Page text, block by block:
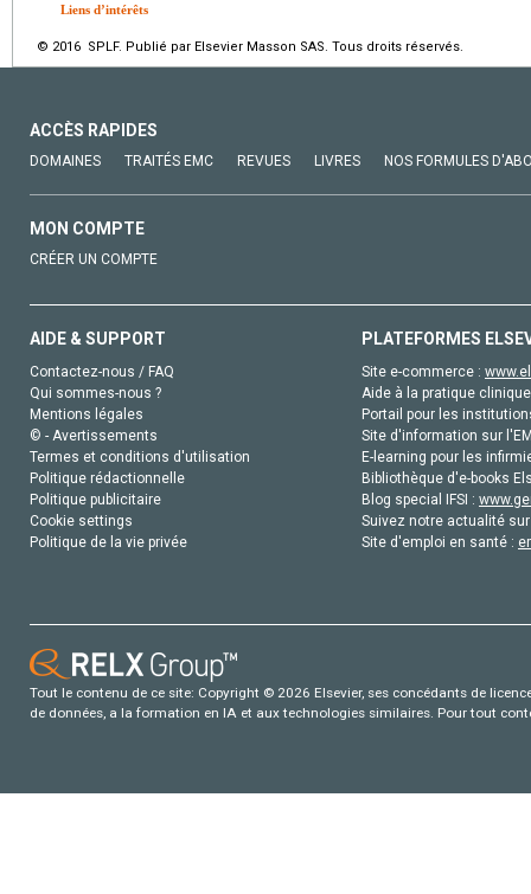
Liens d’intérêts
© 2016 SPLF. Publié par Elsevier Masson SAS. Tous droits réservés.
ACCÈS RAPIDES
DOMAINES TRAITÉS EMC REVUES LIVRES NOS FORMULES
MON COMPTE
CRÉER UN COMPTE
AIDE & SUPPORT
Contactez-nous / FAQ
Qui sommes-nous ?
Mentions légales
© - Avertissements
Termes et conditions d'utilisation
Politique rédactionnelle
Politique publicitaire
Cookie settings
Politique de la vie privée
PLATEFORMES
Site e-commerce :
Aide à la pratique
Portail pour les
Site d'information sur
E-learning pour les
Bibliothèque d'e-books
Blog special IFSI :
Suivez notre actualité
Site d'emploi en santé :
Tout le contenu de ce site: Copyright © 2026 Elsevier, ses concédants de
de données, a la formation en IA et aux technologies similaires. Pour tout